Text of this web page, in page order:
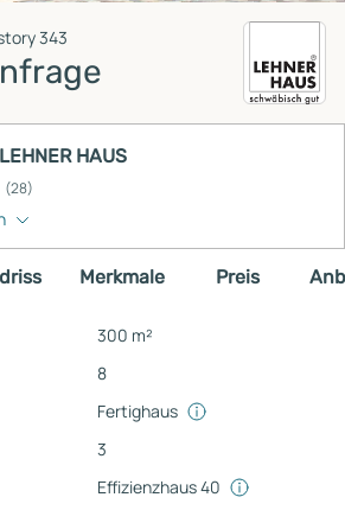
343
HAUS
(28)
Merkmale Preis
300 m²
8
Fertighaus
3
Effizienzhaus 40